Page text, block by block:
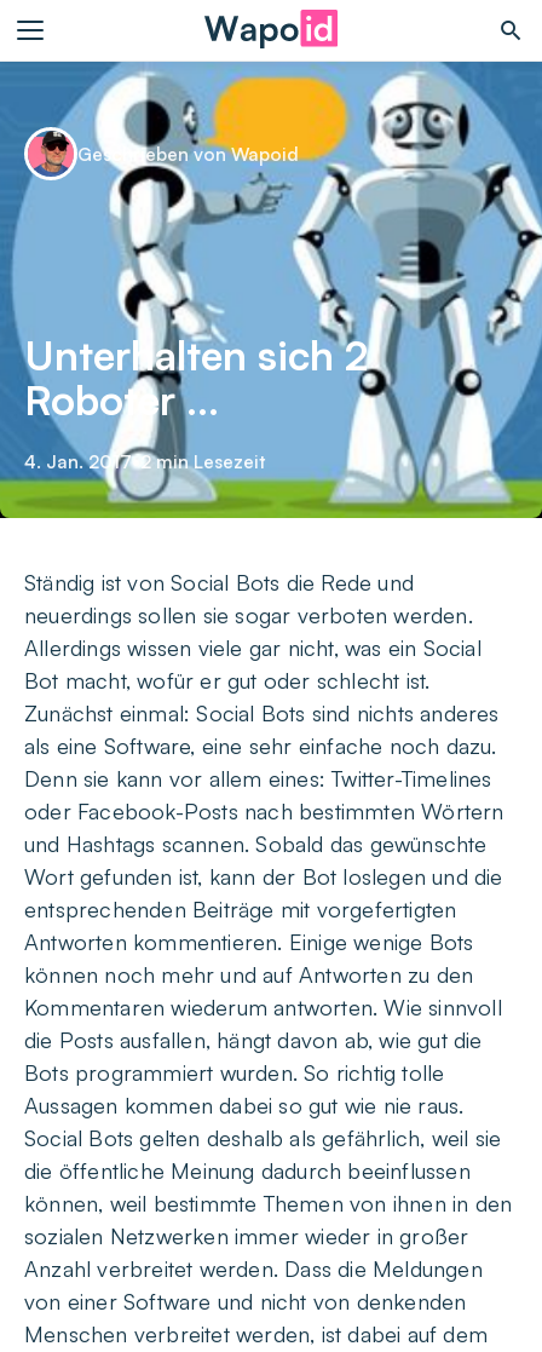
Geschrieben von Wapoid
Unterhalten sich 2
Roboter …
4. Jan. 2017•2 min Lesezeit
Ständig ist von Social Bots die Rede und
neuerdings sollen sie sogar verboten werden.
Allerdings wissen viele gar nicht, was ein Social
Bot macht, wofür er gut oder schlecht ist.
Zunächst einmal: Social Bots sind nichts anderes
als eine Software, eine sehr einfache noch dazu.
Denn sie kann vor allem eines: Twitter-Timelines
oder Facebook-Posts nach bestimmten Wörtern
und Hashtags scannen. Sobald das gewünschte
Wort gefunden ist, kann der Bot loslegen und die
entsprechenden Beiträge mit vorgefertigten
Antworten kommentieren. Einige wenige Bots
können noch mehr und auf Antworten zu den
Kommentaren wiederum antworten. Wie sinnvoll
die Posts ausfallen, hängt davon ab, wie gut die
Bots programmiert wurden. So richtig tolle
Aussagen kommen dabei so gut wie nie raus.
Social Bots gelten deshalb als gefährlich, weil sie
die öffentliche Meinung dadurch beeinflussen
können, weil bestimmte Themen von ihnen in den
sozialen Netzwerken immer wieder in großer
Anzahl verbreitet werden. Dass die Meldungen
von einer Software und nicht von denkenden
Menschen verbreitet werden, ist dabei auf dem